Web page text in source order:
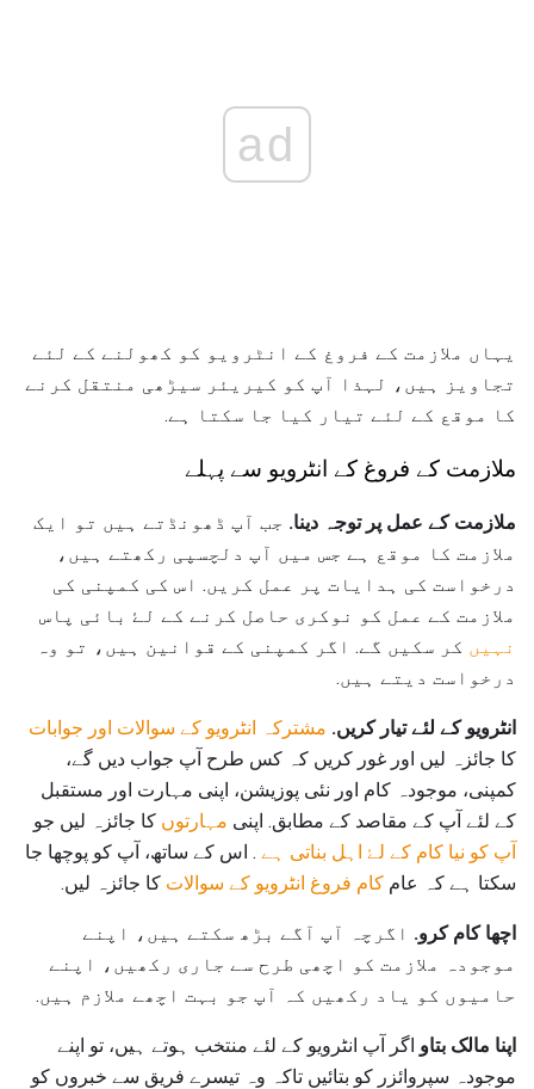
ad
یہاں ملازمت کے فروغ کے انٹرویو کو کھولنے کے لئے
تجاویز ہیں، لہذا آپ کو کیریئر سیڑھی منتقل کرنے
کا موقع کے لئے تیار کیا جا سکتا ہے.
ملازمت کے فروغ کے انٹرویو سے پہلے
ملازمت کے عمل پر توجہ دینا. جب آپ ڈھونڈتے ہیں تو ایک
ملازمت کا موقع ہے جس میں آپ دلچسپی رکھتے ہیں،
درخواست کی ہدایات پر عمل کریں. اس کی کمپنی کی
ملازمت کے عمل کو نوکری حاصل کرنے کے لۓ بائی پاس
نہیں کر سکیں گے. اگر کمپنی کے قوانین ہیں، تو وہ
درخواست دیتے ہیں.
انٹرویو کے لئے تیار کریں. مشترکہ انٹرویو کے سوالات اور جوابات
کا جائزہ لیں اور غور کریں کہ کس طرح آپ جواب دیں گے،
کمپنی، موجودہ کام اور نئی پوزیشن، اپنی مہارت اور مستقبل
کے لئے آپ کے مقاصد کے مطابق. اپنی مہارتوں کا جائزہ لیں جو
آپ کو نیا کام کے لۓ اہل بناتی ہے . اس کے ساتھ، آپ کو پوچھا جا
سکتا ہے کہ عام کام فروغ انٹرویو کے سوالات کا جائزہ لیں.
اچھا کام کرو. اگرچہ آپ آگے بڑھ سکتے ہیں، اپنے
موجودہ ملازمت کو اچھی طرح سے جاری رکھیں، اپنے
حامیوں کو یاد رکھیں کہ آپ جو بہت اچھے ملازم ہیں.
اپنا مالک بتاو اگر آپ انٹرویو کے لئے منتخب ہوتے ہیں، تو اپنے
موجودہ سپروائزر کو بتائیں تاکہ وہ تیسرے فریق سے خبروں کو